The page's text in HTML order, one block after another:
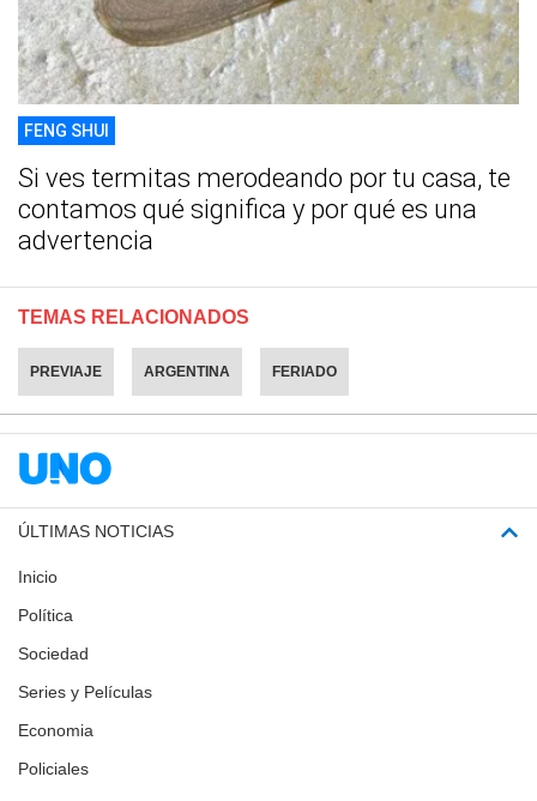
FENG SHUI
Si ves termitas merodeando por tu casa, te
contamos qué significa y por qué es una
advertencia
TEMAS RELACIONADOS
PREVIAJE ARGENTINA FERIADO
ÚLTIMAS NOTICIAS
Inicio
Política
Sociedad
Series y Películas
Economia
Policiales